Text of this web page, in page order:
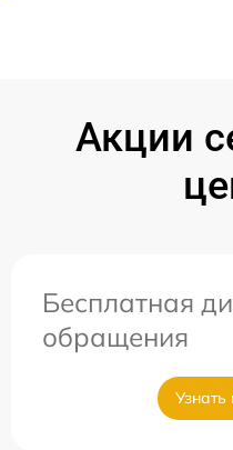
Акции
Бесплатная
обращения
Узнать